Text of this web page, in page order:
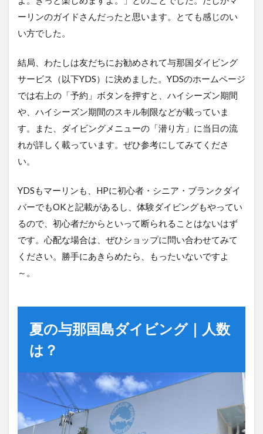
ーリンのガイドさんだったと思います。とても感じのい
い方でした。
結局、わたしは友だちにお勧めされて与那国ダイビング
サービス（以下YDS）に決めました。YDSのホームページ
では右上の「予約」ボタンを押すと、ハイシーズン期間
や、ハイシーズン期間のスキル制限などが載っていま
す。また、ダイビングメニューの「潜り方」に当日の流
れが詳しく載っています。ぜひ参考にしてみてくださ
い。
YDSもマーリンも、HPに初心者・シニア・ブランクダイ
バーでもOKと記載があるし、体験ダイビングもやってい
るので、初心者だからといって断られることはないはず
です。心配な場合は、ぜひショップに問い合わせてみて
ください。勝手にあきらめたら、もったいないですよ
～。
夏の与那国島ダイビング｜人数
は？